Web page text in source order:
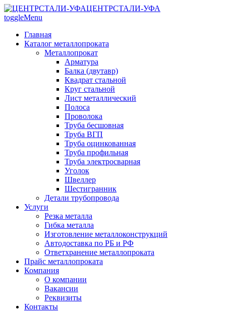
ЦЕНТРСТАЛИ-УФА
toggleMenu
Главная
Каталог металлопроката
Металлопрокат
Арматура
Балка (двутавр)
Квадрат стальной
Круг стальной
Лист металлический
Полоса
Проволока
Труба бесшовная
Труба ВГП
Труба оцинкованная
Труба профильная
Труба электросварная
Уголок
Швеллер
Шестигранник
Детали трубопровода
Услуги
Резка металла
Гибка металла
Изготовление металлоконструкций
Автодоставка по РБ и РФ
Ответхранение металлопроката
Прайс металлопроката
Компания
О компании
Вакансии
Реквизиты
Контакты